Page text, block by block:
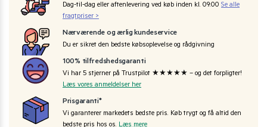
Dag-til-dag eller aftenlevering ved køb inden kl. 09:00 Se alle
fragtpriser >
Nærværende og ærlig kundeservice
Du er sikret den bedste købsoplevelse og rådgivning
100% tilfredshedsgaranti
Vi har 5 stjerner på Trustpilot ★★★★★ – og det forpligter!
Læs vores anmeldelser her
Prisgaranti*
Vi garanterer markedets bedste pris. Køb trygt og få altid den